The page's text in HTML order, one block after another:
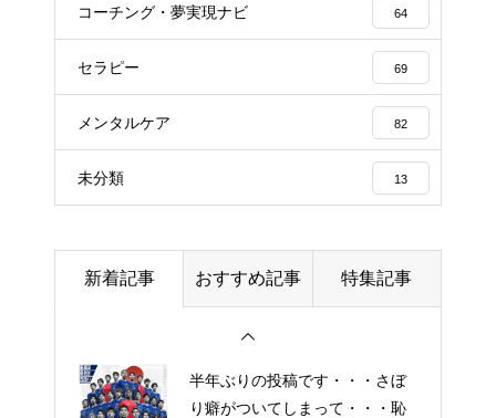
コーチング・夢実現ナビ 64
セラピー 69
メンタルケア 82
未分類 13
新着記事 おすすめ記事 特集記事
コスメ ①
エイジングケアで最近気になっ
ているスキンケア製品・・・エ
クソソームコスメ
エイジングケアで最近気になっ
ているスキンケア製品・・・幹
細胞コスメ ③
土用の丑の日・・・余計なこと
半年ぶりの投稿です・・・さぼ
り癖がついてしまって・・・恥